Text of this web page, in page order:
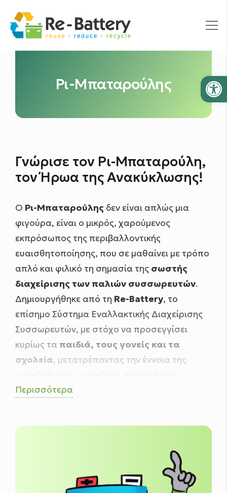
Ρι-Μπαταρούλης
Γνώρισε τον Ρι-Μπαταρούλη,
τον Ήρωα της Ανακύκλωσης!
Ο Ρι-Μπαταρούλης δεν είναι απλώς μια
φιγούρα, είναι ο μικρός, χαρούμενος
εκπρόσωπος της περιβαλλοντικής
ευαισθητοποίησης, που σε μαθαίνει με τρόπο
απλό και φιλικό τη σημασία της σωστής
διαχείρισης των παλιών συσσωρευτών.
Δημιουργήθηκε από τη Re-Battery, το
επίσημο Σύστημα Εναλλακτικής Διαχείρισης
Συσσωρευτών, με στόχο να προσεγγίσει
κυρίως τα παιδιά, τους γονείς και τα
σχολεία, μετατρέποντας την έννοια της
συνείδηση.
παρουσιάσεις, βίντεο και βιωματικές
Τι είναι οι συσσωρευτές και γιατί είναι
Περισσότερα